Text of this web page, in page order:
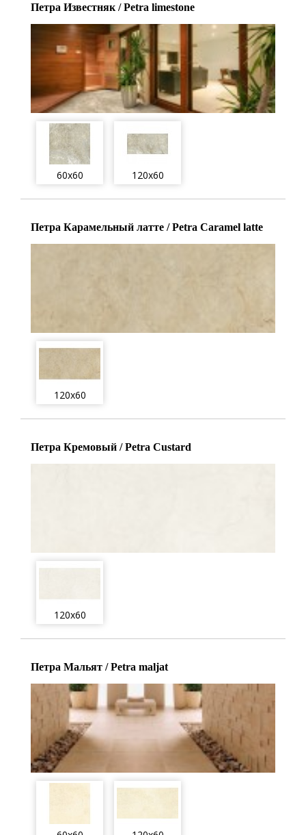
Петра Известняк / Petra limestone
60x60 120x60
Петра Карамельный латте / Petra Caramel latte
120x60
Петра Кремовый / Petra Custard
120x60
Петра Мальят / Petra maljat